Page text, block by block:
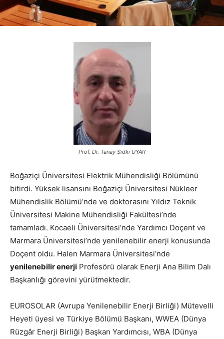
Prof. Dr. Tanay Sıdkı UYAR
Boğaziçi Üniversitesi Elektrik Mühendisliği Bölümünü
bitirdi. Yüksek lisansını Boğaziçi Üniversitesi Nükleer
Mühendislik Bölümü’nde ve doktorasını Yıldız Teknik
Üniversitesi Makine Mühendisliği Fakültesi’nde
tamamladı. Kocaeli Üniversitesi’nde Yardımcı Doçent ve
Marmara Üniversitesi’nde yenilenebilir enerji konusunda
Doçent oldu. Halen Marmara Üniversitesi’nde
yenilenebilir enerji Profesörü olarak Enerji Ana Bilim Dalı
Başkanlığı görevini yürütmektedir.
EUROSOLAR (Avrupa Yenilenebilir Enerji Birliği) Mütevelli
Heyeti üyesi ve Türkiye Bölümü Başkanı, WWEA (Dünya
Rüzgâr Enerji Birliği) Başkan Yardımcısı, WBA (Dünya